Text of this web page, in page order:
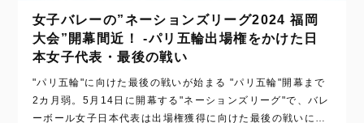
女子バレーの”ネーションズリーグ2024 福岡
大会”開幕間近！ -パリ五輪出場権をかけた日
本女子代表・最後の戦い
"パリ五輪"に向けた最後の戦いが始まる "パリ五輪"開幕まで
2カ月弱。5月14日に開幕する"ネーションズリーグ"で、バレ
ーボール女子日本代表は出場権獲得に向けた最後の戦いに挑